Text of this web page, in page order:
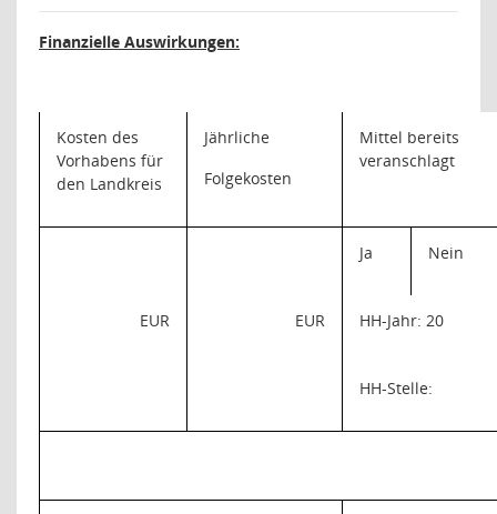
Finanzielle Auswirkungen:
Kosten des
Vorhabens für
den Landkreis
Jährliche
Folgekosten
Mittel bereits
veranschlagt
Ja Nein
EUR EUR HH-Jahr: 20
HH-Stelle: